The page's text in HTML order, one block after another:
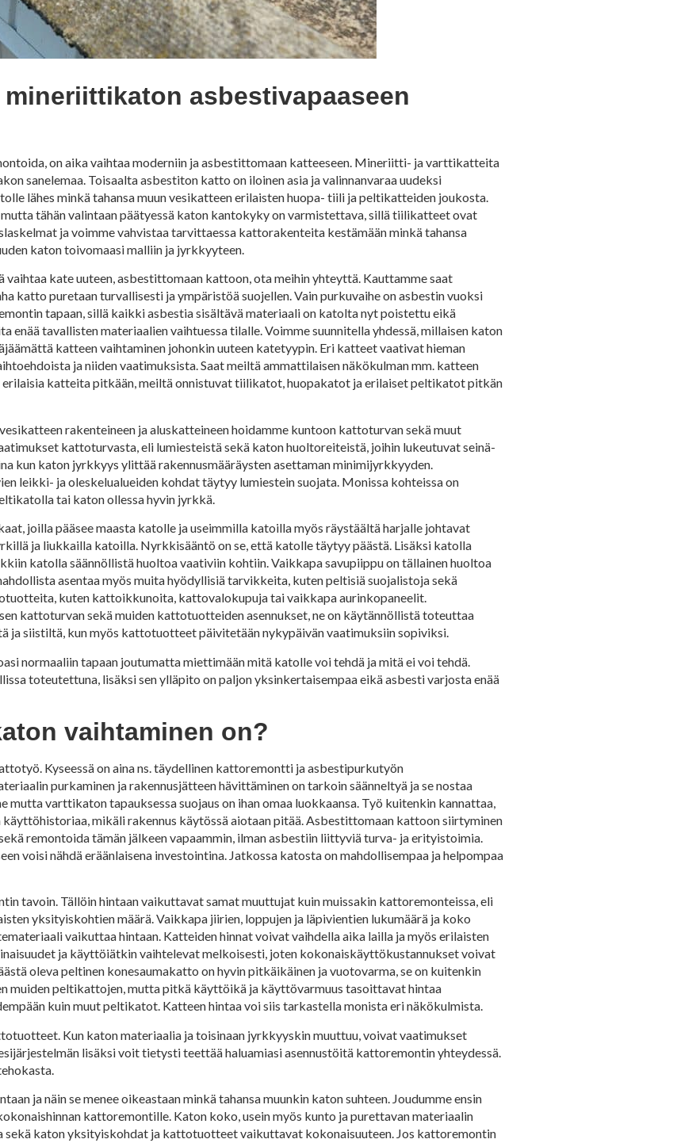
asbestivapaaseen
on aika vaihtaa moderniin ja asbestittomaan katteeseen. Mineriitti- ja varttikatteita
sanelemaa. Toisaalta asbestiton katto on iloinen asia ja valinnanvaraa uudeksi
lähes minkä tahansa muun vesikatteen erilaisten huopa- tiili ja peltikatteiden joukosta.
tähän valintaan päätyessä katon kantokyky on varmistettava, sillä tiilikatteet ovat
ja voimme vahvistaa tarvittaessa kattorakenteita kestämään minkä tahansa
katon toivomaasi malliin ja jyrkkyyteen.
kate uuteen, asbestittomaan kattoon, ota meihin yhteyttä. Kauttamme saat
puretaan turvallisesti ja ympäristöä suojellen. Vain purkuvaihe on asbestin vuoksi
tapaan, sillä kaikki asbestia sisältävä materiaali on katolta nyt poistettu eikä
tavallisten materiaalien vaihtuessa tilalle. Voimme suunnitella yhdessä, millaisen katon
katteen vaihtaminen johonkin uuteen katetyypin. Eri katteet vaativat hieman
ja niiden vaatimuksista. Saat meiltä ammattilaisen näkökulman mm. katteen
erilaisia katteita pitkään, meiltä onnistuvat tiilikatot, huopakatot ja erilaiset peltikatot pitkän
rakenteineen ja aluskatteineen hoidamme kuntoon kattoturvan sekä muut
kattoturvasta, eli lumiesteistä sekä katon huoltoreiteistä, joihin lukeutuvat seinä-
katon jyrkkyys ylittää rakennusmääräysten asettaman minimijyrkkyyden.
leikki- ja oleskelualueiden kohdat täytyy lumiestein suojata. Monissa kohteissa on
tai katon ollessa hyvin jyrkkä.
joilla pääsee maasta katolle ja useimmilla katoilla myös räystäältä harjalle johtavat
ja liukkailla katoilla. Nyrkkisääntö on se, että katolle täytyy päästä. Lisäksi katolla
katolla säännöllistä huoltoa vaativiin kohtiin. Vaikkapa savupiippu on tällainen huoltoa
asentaa myös muita hyödyllisiä tarvikkeita, kuten peltisiä suojalistoja sekä
kuten kattoikkunoita, kattovalokupuja tai vaikkapa aurinkopaneelit.
kattoturvan sekä muiden kattotuotteiden asennukset, ne on käytännöllistä toteuttaa
ja siistiltä, kun myös kattotuotteet päivitetään nykypäivän vaatimuksiin sopiviksi.
normaaliin tapaan joutumatta miettimään mitä katolle voi tehdä ja mitä ei voi tehdä.
toteutettuna, lisäksi sen ylläpito on paljon yksinkertaisempaa eikä asbesti varjosta enää
vaihtaminen on?
Kyseessä on aina ns. täydellinen kattoremontti ja asbestipurkutyön
purkaminen ja rakennusjätteen hävittäminen on tarkoin säänneltyä ja se nostaa
varttikaton tapauksessa suojaus on ihan omaa luokkaansa. Työ kuitenkin kannattaa,
mikäli rakennus käytössä aiotaan pitää. Asbestittomaan kattoon siirtyminen
remontoida tämän jälkeen vapaammin, ilman asbestiin liittyviä turva- ja erityistoimia.
voisi nähdä eräänlaisena investointina. Jatkossa katosta on mahdollisempaa ja helpompaa
tavoin. Tällöin hintaan vaikuttavat samat muuttujat kuin muissakin kattoremonteissa, eli
yksityiskohtien määrä. Vaikkapa jiirien, loppujen ja läpivientien lukumäärä ja koko
vaikuttaa hintaan. Katteiden hinnat voivat vaihdella aika lailla ja myös erilaisten
ja käyttöiätkin vaihtelevat melkoisesti, joten kokonaiskäyttökustannukset voivat
oleva peltinen konesaumakatto on hyvin pitkäikäinen ja vuotovarma, se on kuitenkin
muiden peltikattojen, mutta pitkä käyttöikä ja käyttövarmuus tasoittavat hintaa
kuin muut peltikatot. Katteen hintaa voi siis tarkastella monista eri näkökulmista.
Kun katon materiaalia ja toisinaan jyrkkyyskin muuttuu, voivat vaatimukset
lisäksi voit tietysti teettää haluamiasi asennustöitä kattoremontin yhteydessä.
ja näin se menee oikeastaan minkä tahansa muunkin katon suhteen. Joudumme ensin
kattoremontille. Katon koko, usein myös kunto ja purettavan materiaalin
sekä katon yksityiskohdat ja kattotuotteet vaikuttavat kokonaisuuteen. Jos kattoremontin